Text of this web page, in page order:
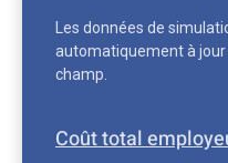
Les données de
automatiquement à
champ.
Coût total